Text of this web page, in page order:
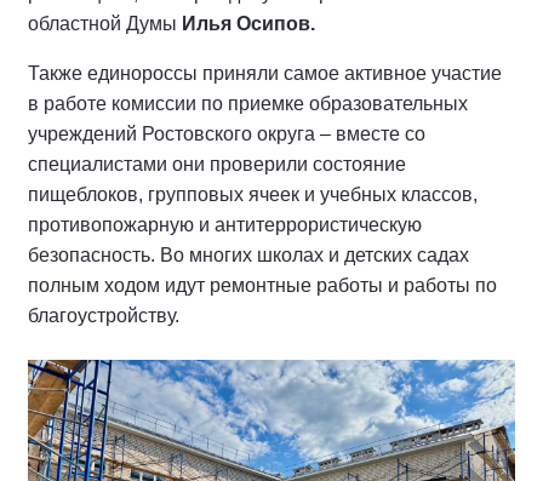
областной Думы Илья Осипов.
Также единороссы приняли самое активное участие
в работе комиссии по приемке образовательных
учреждений Ростовского округа – вместе со
специалистами они проверили состояние
пищеблоков, групповых ячеек и учебных классов,
противопожарную и антитеррористическую
безопасность. Во многих школах и детских садах
полным ходом идут ремонтные работы и работы по
благоустройству.